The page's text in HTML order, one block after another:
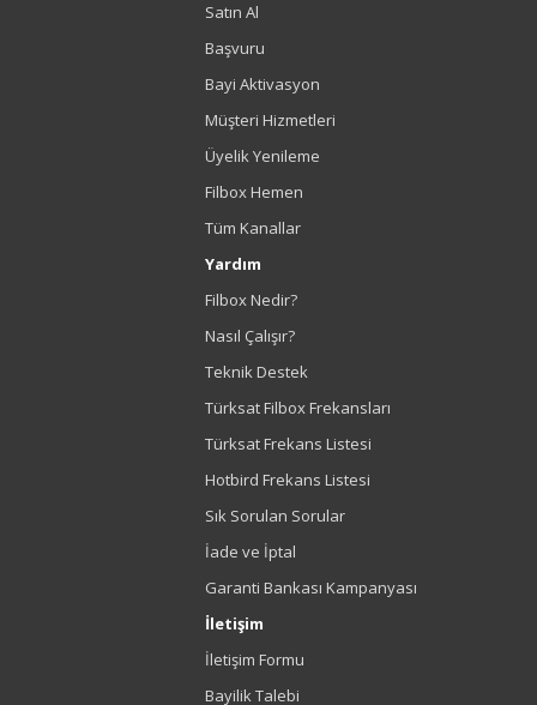
Satın Al
Başvuru
Bayi Aktivasyon
Müşteri Hizmetleri
Üyelik Yenileme
Filbox Hemen
Tüm Kanallar
Yardım
Filbox Nedir?
Nasıl Çalışır?
Teknik Destek
Türksat Filbox Frekansları
Türksat Frekans Listesi
Hotbird Frekans Listesi
Sık Sorulan Sorular
İade ve İptal
Garanti Bankası Kampanyası
İletişim
İletişim Formu
Bayilik Talebi